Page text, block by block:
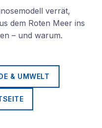
verrät,
dem Roten Meer ins
– und warum.
& UMWELT